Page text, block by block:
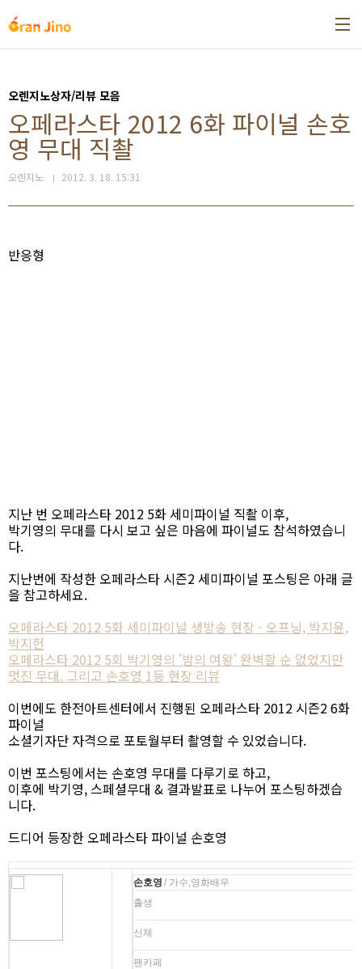
오렌지노상자/리뷰 모음
오페라스타 2012 6화 파이널 손호
영 무대 직촬
오렌지노 2012. 3. 18. 15:31
반응형
지난 번 오페라스타 2012 5화 세미파이널 직촬 이후,
박기영의 무대를 다시 보고 싶은 마음에 파이널도 참석하였습니
다.
지난번에 작성한 오페라스타 시즌2 세미파이널 포스팅은 아래 글
을 참고하세요.
오페라스타 2012 5화 세미파이널 생방송 현장 - 오프닝, 박지윤,
박지헌
오페라스타 2012 5회 박기영의 '밤의 여왕' 완벽할 순 없었지만
멋진 무대. 그리고 손호영 1등 현장 리뷰
이번에도 한전아트센터에서 진행된 오페라스타 2012 시즌2 6화
파이널
소셜기자단 자격으로 포토월부터 촬영할 수 있었습니다.
이번 포스팅에서는 손호영 무대를 다루기로 하고,
이후에 박기영, 스페셜무대 & 결과발표로 나누어 포스팅하겠습
니다.
드디어 등장한 오페라스타 파이널 손호영
손호영 / 가수,영화배우
출생
신체
팬카페